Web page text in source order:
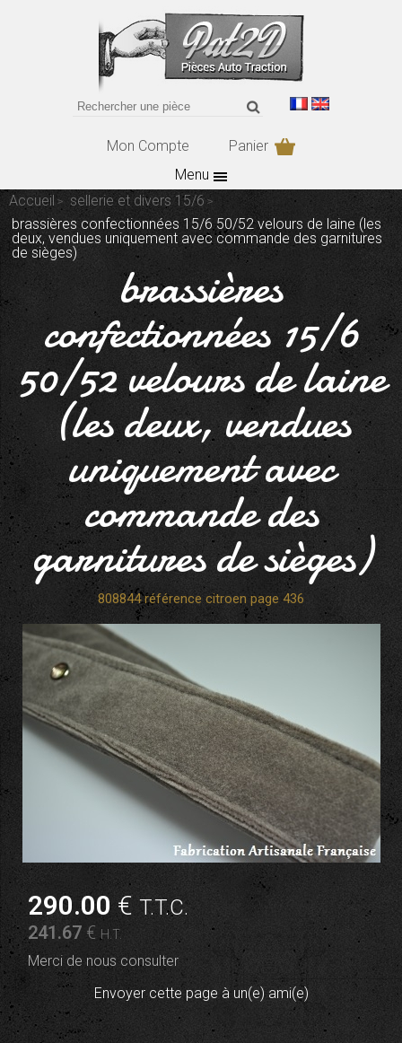
Mon Compte
Panier
Menu
Accueil
sellerie et divers 15/6
brassières confectionnées 15/6 50/52 velours de laine (les
deux, vendues uniquement avec commande des garnitures
de sièges)
brassières
confectionnées 15/6
50/52 velours de laine
(les deux, vendues
uniquement avec
commande des
garnitures de sièges)
808844 référence citroen page 436
290.00 €T.T.C.
241.67 € H.T.
Merci de nous consulter
Envoyer cette page à un(e) ami(e)